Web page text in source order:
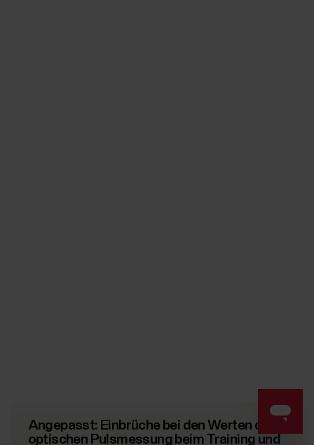
Angepasst: Einbrüche bei den Werten der
optischen Pulsmessung beim Training und